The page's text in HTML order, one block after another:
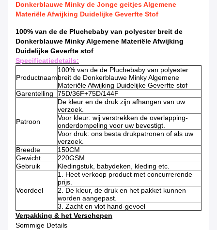
Donkerblauwe Minky de Jonge geitjes Algemene
Materiële Afwijking Duidelijke Geverfte Stof
100% van de de Pluchebaby van polyester breit de
Donkerblauwe Minky Algemene Materiële Afwijking
Duidelijke Geverfte stof
Specificatiedetails:
Productnaam
100% van de de Pluchebaby van polyester
breit de Donkerblauwe Minky Algemene
Materiële Afwijking Duidelijke Geverfte stof
Garentelling
75D/36F+75D/144F
Patroon
De kleur en de druk zijn afhangen van uw
verzoek.
Voor kleur: wij verstrekken de overlapping-
onderdompeling voor uw bevestigt.
Voor druk: ons besta drukpatronen of als uw
verzoek.
Breedte
150CM
Gewicht
220GSM
Gebruik
Kledingstuk, babydeken, kleding etc.
Voordeel
1. Heet verkoop product met concurrerende
prijs.
2. De kleur, de druk en het pakket kunnen
worden aangepast.
3. Zacht en vlot hand-gevoel
Verpakking & het Verschepen
Sommige Details